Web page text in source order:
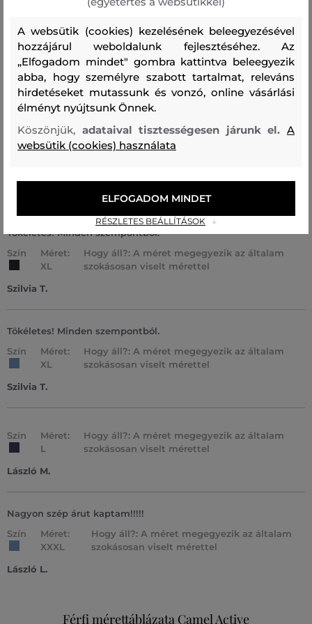
Szín
Méret:
XXXL
Hogy áll?: A méret megegyezik az általam
szokásosan viselt mérettel
László L.
Kivalo minoseg pontos meretezes remek szabas szuper
férjemnek. Ajanlom.
Hogy áll?: A méret megegyezik az általam
Tökéletes! Minden szempontból.
Szín
Méret:
XL
Hogy áll?: A méret megegyezik az általam
szokásosan viselt mérettel
Szilvia T.
Tökéletes! Minden szempontból.
Szín
Méret:
XL
Hogy áll?: A méret megegyezik az általam
szokásosan viselt mérettel
Szilvia T.
Szín
Méret:
L
Hogy áll?: A méret megegyezik az általam
szokásosan viselt mérettel
László M.
Nagyon szép árut kaptam!!!!!
Szín
Méret:
XXXL
Hogy áll?: A méret megegyezik az általam
szokásosan viselt mérettel
László L.
Férfi mérettáblázata Camel Active
A websütik (cookies) kezelésének beleegyezésével
hozzájárul weboldalunk fejlesztéséhez. Az
„Elfogadom mindet" gombra kattintva beleegyezik
abba, hogy személyre szabott tartalmat, releváns
hirdetéseket mutassunk és vonzó, online vásárlási
élményt nyújtsunk Önnek.
Köszönjük, adataival tisztességesen járunk el.A
websütik (cookies) használata
RÉSZLETES BEÁLLÍTÁSOK
ELFOGADOM MINDET